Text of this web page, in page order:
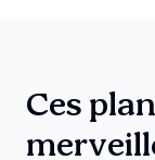
Ces